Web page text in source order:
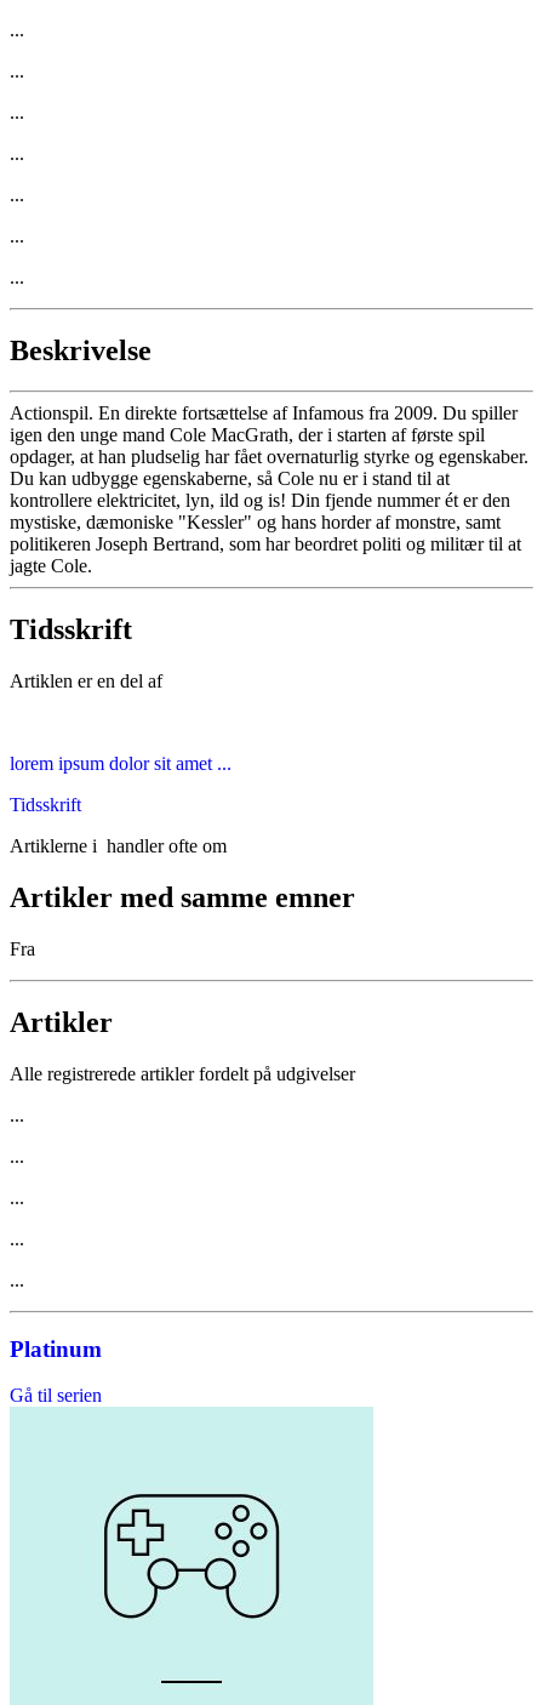
...
...
...
...
...
...
...
Beskrivelse
Actionspil. En direkte fortsættelse af Infamous fra 2009. Du spiller
igen den unge mand Cole MacGrath, der i starten af første spil
opdager, at han pludselig har fået overnaturlig styrke og egenskaber.
Du kan udbygge egenskaberne, så Cole nu er i stand til at
kontrollere elektricitet, lyn, ild og is! Din fjende nummer ét er den
mystiske, dæmoniske "Kessler" og hans horder af monstre, samt
politikeren Joseph Bertrand, som har beordret politi og militær til at
jagte Cole.
Tidsskrift
Artiklen er en del af
lorem ipsum dolor sit amet ...
Tidsskrift
Artiklerne i handler ofte om
Artikler med samme emner
Fra
Artikler
Alle registrerede artikler fordelt på udgivelser
...
...
...
...
...
Platinum
Gå til serien